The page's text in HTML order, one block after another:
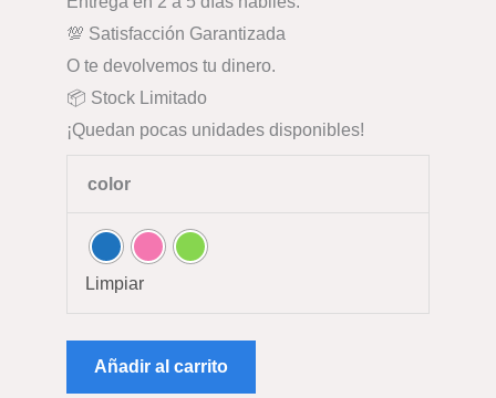
💯 Satisfacción Garantizada
O te devolvemos tu dinero.
📦 Stock Limitado
¡Quedan pocas unidades disponibles!
color
Limpiar
Añadir al carrito